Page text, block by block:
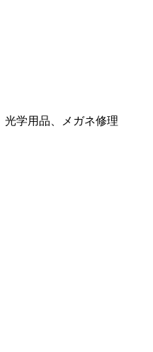
光学用品、メガネ修理